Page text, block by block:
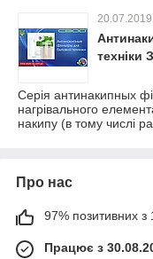
20.07.2019
техніки
Серія антинакипных
нагрівального
накипу (в тому числі
Про нас
97% позитивних з
Працює з